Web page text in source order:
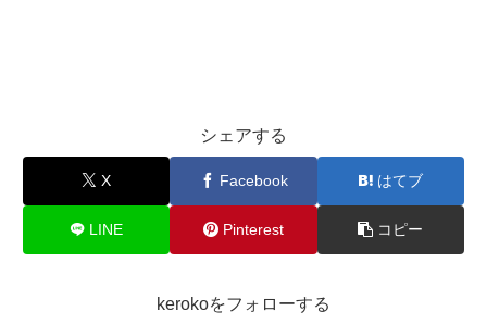
シェアする
X Facebook はてブ
LINE Pinterest コピー
kerokoをフォローする